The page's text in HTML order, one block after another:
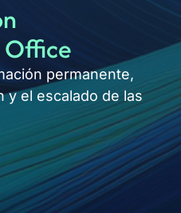
permanente,
y el escalado de las